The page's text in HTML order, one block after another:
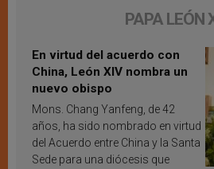
PAPA LEÓN
En virtud del acuerdo con
China, León XIV nombra un
nuevo obispo
Mons. Chang Yanfeng, de 42
años, ha sido nombrado en virtud
del Acuerdo entre China y la Santa
Sede para una diócesis que